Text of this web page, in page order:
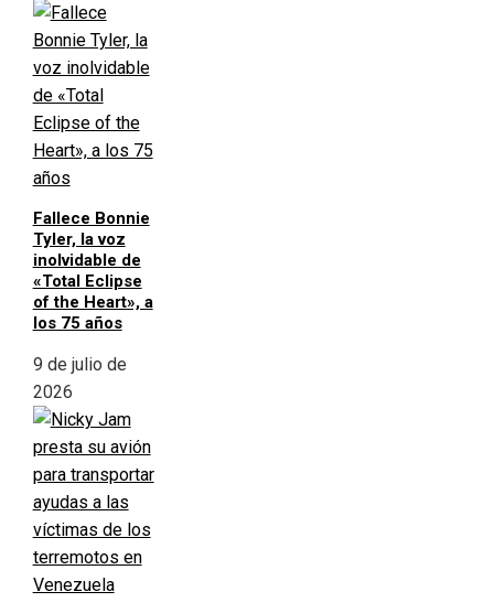
Fallece Bonnie
Tyler, la voz
inolvidable de
«Total Eclipse
of the Heart», a
los 75 años
9 de julio de
2026